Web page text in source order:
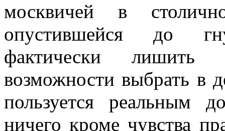
москвичей в
опустившейся до
фактически лишить
возможности выбрать в
пользуется реальным
ничего кроме чувства